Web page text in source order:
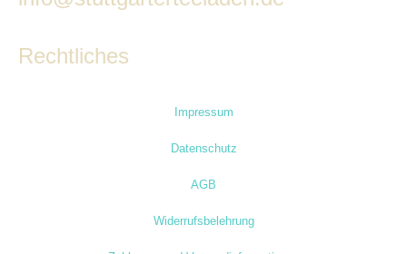
Rechtliches
Impressum
Datenschutz
AGB
Widerrufsbelehrung